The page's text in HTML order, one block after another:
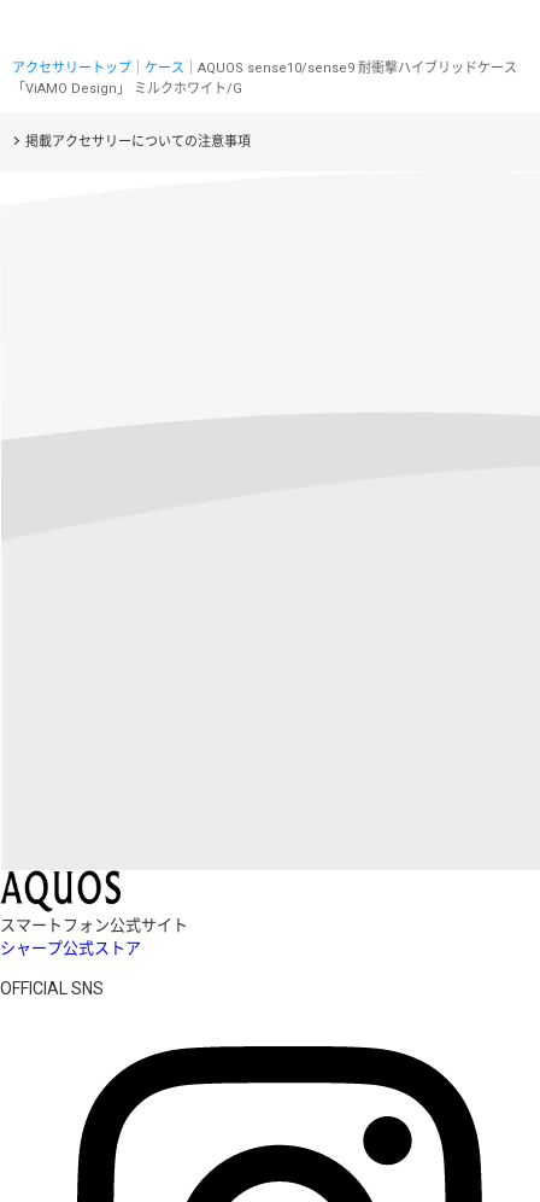
アクセサリートップ ケース ｜AQUOS sense10/sense9 耐衝撃ハイブリッドケース
「ViAMO Design」 ミルクホワイト/G
掲載アクセサリーについての注意事項
スマートフォン公式サイト
シャープ公式ストア
OFFICIAL SNS